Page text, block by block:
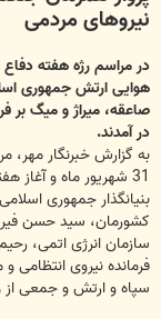
نیروهای مردمی
در مراسم رژه هفته
صاعقه، میراژ و میگ بر
در آمدند.
به گزارش خبرنگار مهر،
31 شهریور ماه و آغاز
بنیانگذار جمهوری
کشورمان، سید حسن
سازمان انرژی اتمی،
فرمانده نیروی
سپاه و ارتش و جمعی از